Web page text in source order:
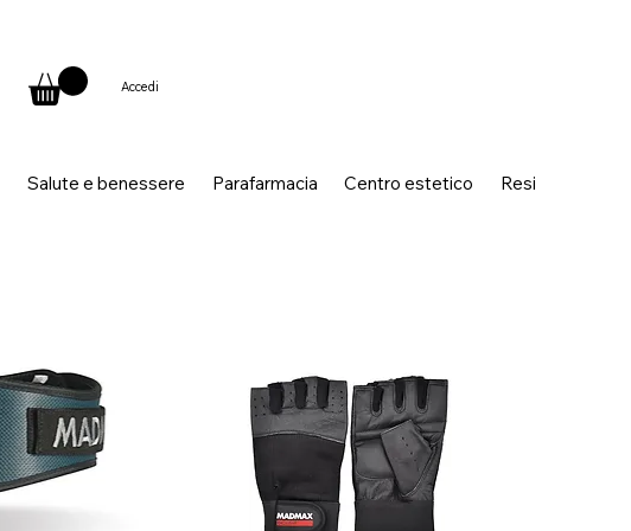
Salute e benessere Parafarmacia Centro estetico Resi
Accedi